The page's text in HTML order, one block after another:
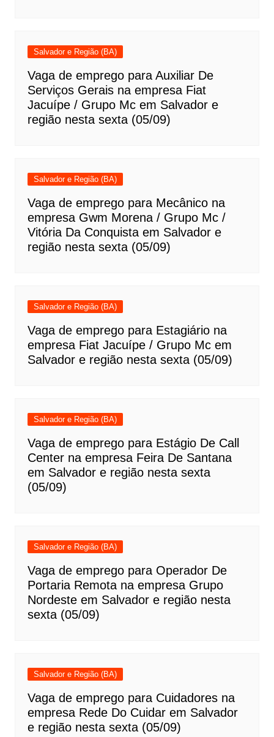
Salvador e Região (BA)
Vaga de emprego para Auxiliar De
Serviços Gerais na empresa Fiat
Jacuípe / Grupo Mc em Salvador e
região nesta sexta (05/09)
Salvador e Região (BA)
Vaga de emprego para Mecânico na
empresa Gwm Morena / Grupo Mc /
Vitória Da Conquista em Salvador e
região nesta sexta (05/09)
Salvador e Região (BA)
Vaga de emprego para Estagiário na
empresa Fiat Jacuípe / Grupo Mc em
Salvador e região nesta sexta (05/09)
Salvador e Região (BA)
Vaga de emprego para Estágio De Call
Center na empresa Feira De Santana
em Salvador e região nesta sexta
(05/09)
Salvador e Região (BA)
Vaga de emprego para Operador De
Portaria Remota na empresa Grupo
Nordeste em Salvador e região nesta
sexta (05/09)
Salvador e Região (BA)
Vaga de emprego para Cuidadores na
empresa Rede Do Cuidar em Salvador
e região nesta sexta (05/09)